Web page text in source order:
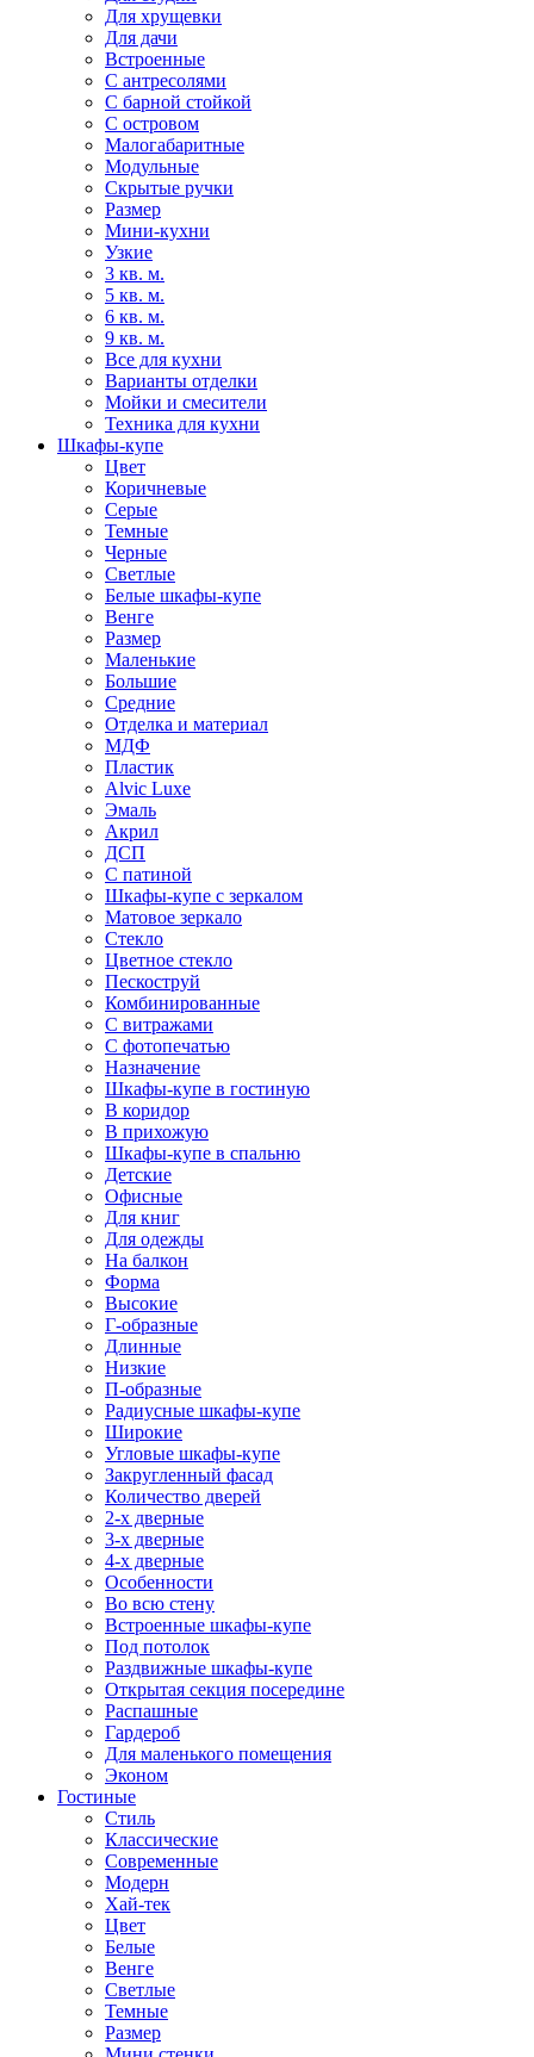
Для хрущевки
Для дачи
Встроенные
С антресолями
С барной стойкой
С островом
Малогабаритные
Модульные
Скрытые ручки
Размер
Мини-кухни
Узкие
3 кв. м.
5 кв. м.
6 кв. м.
9 кв. м.
Все для кухни
Варианты отделки
Мойки и смесители
Техника для кухни
Шкафы-купе
Цвет
Коричневые
Серые
Темные
Черные
Светлые
Белые шкафы-купе
Венге
Размер
Маленькие
Большие
Средние
Отделка и материал
МДФ
Пластик
Alvic Luxe
Эмаль
Акрил
ДСП
С патиной
Шкафы-купе с зеркалом
Матовое зеркало
Стекло
Цветное стекло
Пескоструй
Комбинированные
С витражами
С фотопечатью
Назначение
Шкафы-купе в гостиную
В коридор
В прихожую
Шкафы-купе в спальню
Детские
Офисные
Для книг
Для одежды
На балкон
Форма
Высокие
Г-образные
Длинные
Низкие
П-образные
Радиусные шкафы-купе
Широкие
Угловые шкафы-купе
Закругленный фасад
Количество дверей
2-х дверные
3-х дверные
4-х дверные
Особенности
Во всю стену
Встроенные шкафы-купе
Под потолок
Раздвижные шкафы-купе
Открытая секция посередине
Распашные
Гардероб
Для маленького помещения
Эконом
Гостиные
Стиль
Классические
Современные
Модерн
Хай-тек
Цвет
Белые
Венге
Светлые
Темные
Размер